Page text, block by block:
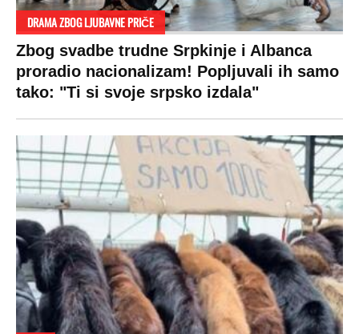
DRAMA ZBOG LJUBAVNE PRIČE
Zbog svadbe trudne Srpkinje i Albanca
proradio nacionalizam! Popljuvali ih samo
tako: "Ti si svoje srpsko izdala"